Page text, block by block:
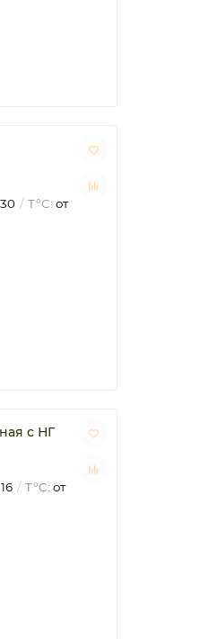
30 T°C: от
с НГ
16 T°C: от